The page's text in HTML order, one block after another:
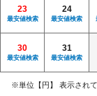
23
最安値検索
24
最安値検索
30
最安値検索
31
最安値検索
※単位【円】 表示され